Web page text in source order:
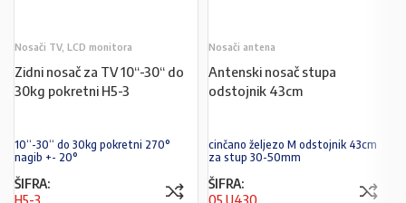
Nosači TV, LCD monitora
Zidni nosač za TV 10“-30“ do
30kg pokretni H5-3
10“-30“ do 30kg pokretni 270°
nagib +- 20°
ŠIFRA:
Nosači antena
Antenski nosač stupa
odstojnik 43cm
cinčano željezo M odstojnik 43cm
za stup 30-50mm
ŠIFRA: